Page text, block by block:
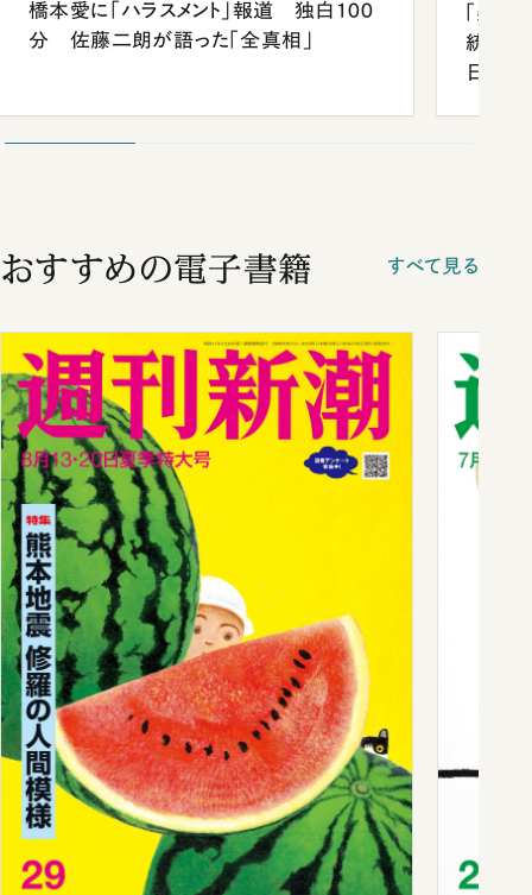
橋本愛に「ハラスメント」報道 独白100
分 佐藤二朗が語った「全真相」
「楽し
統領と
日米
おすすめの電子書籍 すべて見る